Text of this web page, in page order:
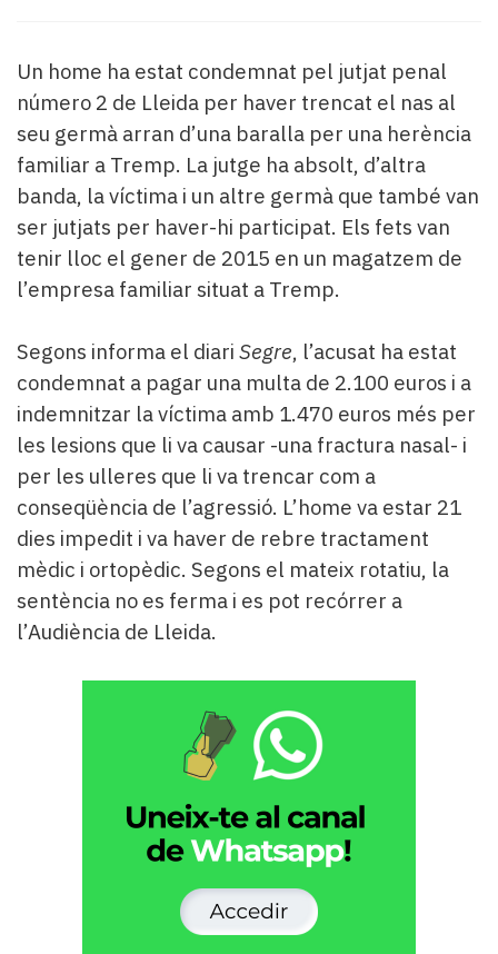
Pallars
Contingut
patrocinat
Lo
més
llegit...
Editorial
Un home ha estat condemnat pel jutjat penal
número 2 de Lleida per haver trencat el nas al
seu germà arran d’una baralla per una herència
familiar a Tremp. La jutge ha absolt, d’altra
banda, la víctima i un altre germà que també van
ser jutjats per haver-hi participat. Els fets van
tenir lloc el gener de 2015 en un magatzem de
l’empresa familiar situat a Tremp.
Segons informa el diari Segre, l’acusat ha estat
condemnat a pagar una multa de 2.100 euros i a
indemnitzar la víctima amb 1.470 euros més per
les lesions que li va causar -una fractura nasal- i
per les ulleres que li va trencar com a
conseqüència de l’agressió. L’home va estar 21
dies impedit i va haver de rebre tractament
mèdic i ortopèdic. Segons el mateix rotatiu, la
sentència no es ferma i es pot recórrer a
l’Audiència de Lleida.